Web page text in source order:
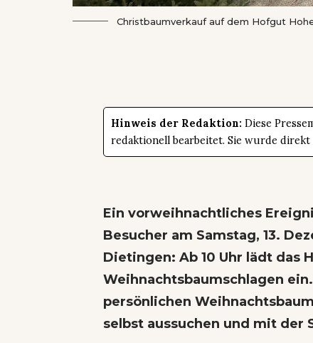
Christbaumverkauf auf dem Hofgut
Hinweis der Redaktion: Diese
redaktionell bearbeitet. Sie wurde direkt
Ein vorweihnachtliches
Besucher am Samstag, 13.
Dietingen: Ab 10 Uhr lädt das
Weihnachtsbaumschlagen
persönlichen
selbst aussuchen und mit der